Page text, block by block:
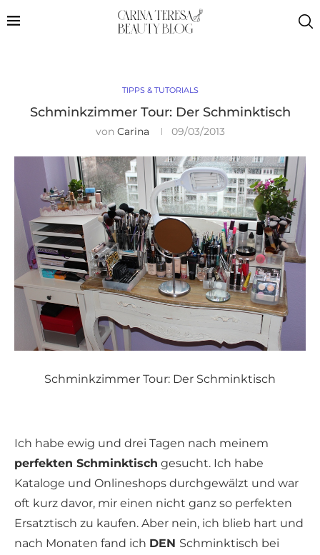
TIPPS & TUTORIALS
Schminkzimmer Tour: Der Schminktisch
von Carina 09/03/2013
Schminkzimmer Tour: Der Schminktisch
Ich habe ewig und drei Tagen nach meinem
perfekten Schminktisch gesucht. Ich habe
Kataloge und Onlineshops durchgewälzt und war
oft kurz davor, mir einen nicht ganz so perfekten
Ersatztisch zu kaufen. Aber nein, ich blieb hart und
nach Monaten fand ich DEN Schminktisch bei